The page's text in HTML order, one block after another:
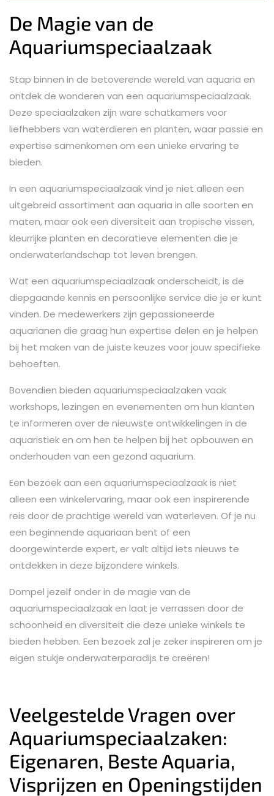
De Magie van de
Aquariumspeciaalzaak
Stap binnen in de betoverende wereld van aquaria en
ontdek de wonderen van een aquariumspeciaalzaak.
Deze speciaalzaken zijn ware schatkamers voor
liefhebbers van waterdieren en planten, waar passie en
expertise samenkomen om een unieke ervaring te
bieden.
In een aquariumspeciaalzaak vind je niet alleen een
uitgebreid assortiment aan aquaria in alle soorten en
maten, maar ook een diversiteit aan tropische vissen,
kleurrijke planten en decoratieve elementen die je
onderwaterlandschap tot leven brengen.
Wat een aquariumspeciaalzaak onderscheidt, is de
diepgaande kennis en persoonlijke service die je er kunt
vinden. De medewerkers zijn gepassioneerde
aquarianen die graag hun expertise delen en je helpen
bij het maken van de juiste keuzes voor jouw specifieke
behoeften.
Bovendien bieden aquariumspeciaalzaken vaak
workshops, lezingen en evenementen om hun klanten
te informeren over de nieuwste ontwikkelingen in de
aquaristiek en om hen te helpen bij het opbouwen en
onderhouden van een gezond aquarium.
Een bezoek aan een aquariumspeciaalzaak is niet
alleen een winkelervaring, maar ook een inspirerende
reis door de prachtige wereld van waterleven. Of je nu
een beginnende aquariaan bent of een
doorgewinterde expert, er valt altijd iets nieuws te
ontdekken in deze bijzondere winkels.
Dompel jezelf onder in de magie van de
aquariumspeciaalzaak en laat je verrassen door de
schoonheid en diversiteit die deze unieke winkels te
bieden hebben. Een bezoek zal je zeker inspireren om je
eigen stukje onderwaterparadijs te creëren!
Veelgestelde Vragen over
Aquariumspeciaalzaken:
Eigenaren, Beste Aquaria,
Visprijzen en Openingstijden